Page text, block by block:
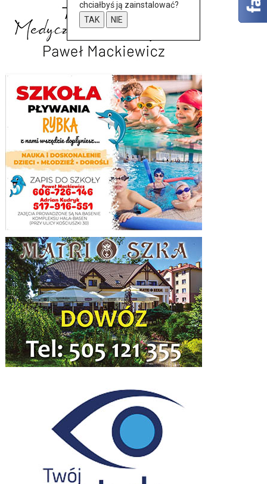
chciałbyś ją zainstalować?
TAK
NIE